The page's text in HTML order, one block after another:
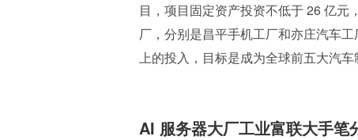
目，项目固定资产投资不低于 26 亿
厂，分别是昌平手机工厂和亦庄汽车
上的投入，目标是成为全球前五大汽车
AI 服务器大厂工业富联大手